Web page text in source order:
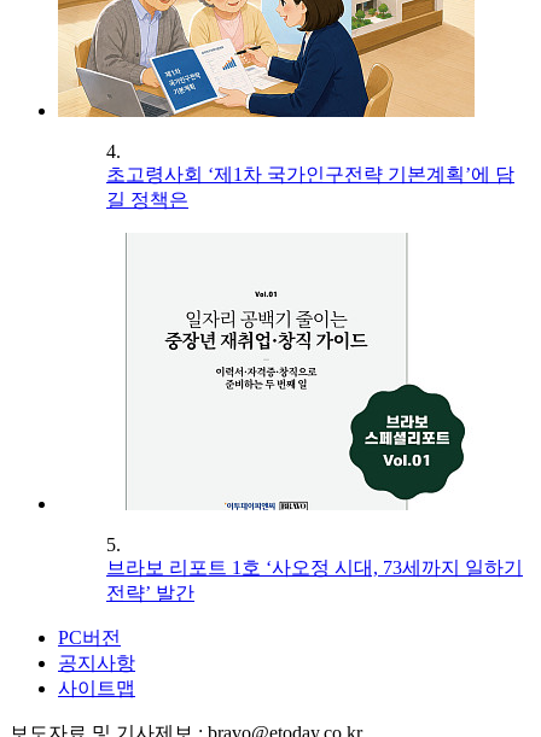
4.
초고령사회 ‘제1차 국가인구전략 기본계획’에 담
길 정책은
5.
브라보 리포트 1호 ‘사오정 시대, 73세까지 일하기
전략’ 발간
PC버전
공지사항
사이트맵